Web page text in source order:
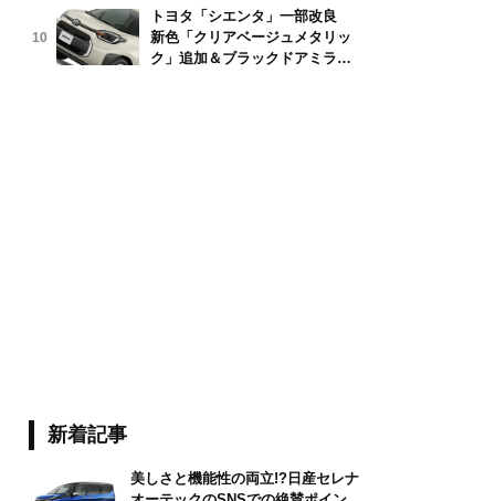
10
トヨタ「シエンタ」一部改良
新色「クリアベージュメタリッ
ク」追加＆ブラックドアミラー
新着記事
美しさと機能性の両立!?日産セレナ